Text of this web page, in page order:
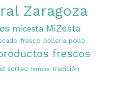
Zaragoza
micesta MiZesta
fresco pollería pollo
frescos
sorteo ternera tradición